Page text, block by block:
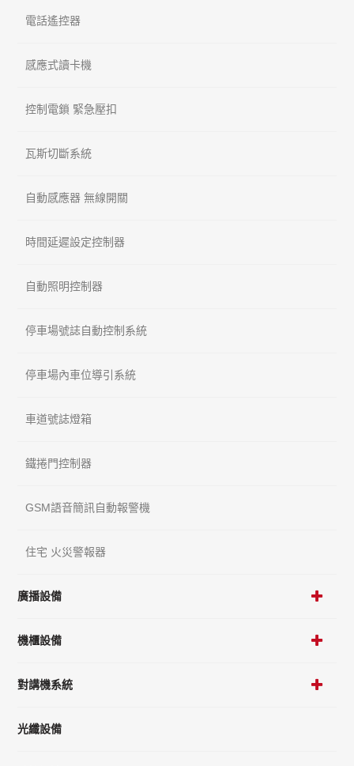
電話遙控器
感應式讀卡機
控制電鎖 緊急壓扣
瓦斯切斷系統
自動感應器 無線開關
時間延遲設定控制器
自動照明控制器
停車場號誌自動控制系統
停車場內車位導引系統
車道號誌燈箱
鐵捲門控制器
GSM語音簡訊自動報警機
住宅 火災警報器
廣播設備
機櫃設備
對講機系統
光纖設備